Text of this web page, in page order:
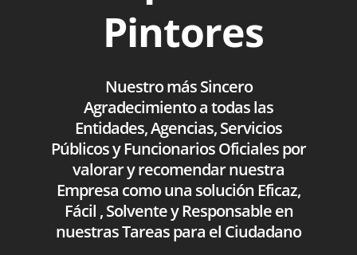
Pintores
Nuestro más Sincero
Agradecimiento a todas las
Entidades, Agencias, Servicios
Públicos y Funcionarios Oficiales por
valorar y recomendar nuestra
Empresa como una solución Eficaz,
Fácil , Solvente y Responsable en
nuestras Tareas para el Ciudadano